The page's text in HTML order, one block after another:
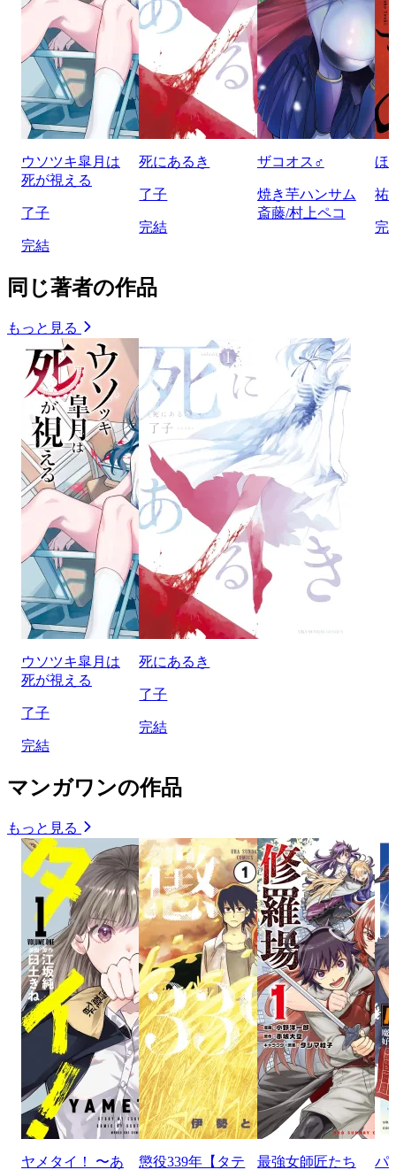
ウソツキ皐月は
死が視える
了子
完結
死にあるき
了子
完結
ザコオス♂
焼き芋ハンサム
斎藤/村上ペコ
ほ
祐
完
同じ著者の作品
もっと見る
ウソツキ皐月は
死が視える
了子
完結
死にあるき
了子
完結
マンガワンの作品
もっと見る
ヤメタイ！ 〜あ
懲役339年【タテ
最強女師匠たち
パ